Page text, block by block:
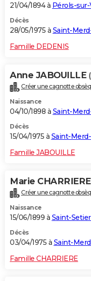
21/04/1894 à Pérols-sur-
Décès
28/05/1975 à Saint-
Famille DEDENIS
Anne JABOUILLE
Créer une cagnotte
Naissance
04/10/1898 à Saint-
Décès
15/04/1975 à Saint-
Famille JABOUILLE
Marie CHARRIERE
Créer une cagnotte
Naissance
15/06/1899 à Saint-
Décès
03/04/1975 à Saint-
Famille CHARRIERE